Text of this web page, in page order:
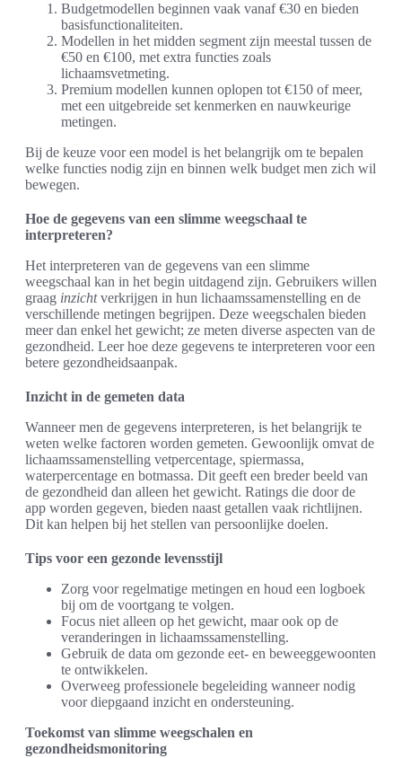
Budgetmodellen beginnen vaak vanaf €30 en bieden
basisfunctionaliteiten.
Modellen in het midden segment zijn meestal tussen de
€50 en €100, met extra functies zoals
lichaamsvetmeting.
Premium modellen kunnen oplopen tot €150 of meer,
met een uitgebreide set kenmerken en nauwkeurige
metingen.
Bij de keuze voor een model is het belangrijk om te bepalen
welke functies nodig zijn en binnen welk budget men zich wil
bewegen.
Hoe de gegevens van een slimme weegschaal te
interpreteren?
Het interpreteren van de gegevens van een slimme
weegschaal kan in het begin uitdagend zijn. Gebruikers willen
graag inzichtverkrijgen in hun lichaamssamenstelling en de
verschillende metingen begrijpen. Deze weegschalen bieden
meer dan enkel het gewicht; ze meten diverse aspecten van de
gezondheid. Leer hoe deze gegevens te interpreteren voor een
betere gezondheidsaanpak.
Inzicht in de gemeten data
Wanneer men de gegevens interpreteren, is het belangrijk te
weten welke factoren worden gemeten. Gewoonlijk omvat de
lichaamssamenstelling vetpercentage, spiermassa,
waterpercentage en botmassa. Dit geeft een breder beeld van
de gezondheid dan alleen het gewicht. Ratings die door de
app worden gegeven, bieden naast getallen vaak richtlijnen.
Dit kan helpen bij het stellen van persoonlijke doelen.
Tips voor een gezonde levensstijl
Zorg voor regelmatige metingen en houd een logboek
bij om de voortgang te volgen.
Focus niet alleen op het gewicht, maar ook op de
veranderingen in lichaamssamenstelling.
Gebruik de data om gezonde eet- en beweeggewoonten
te ontwikkelen.
Overweeg professionele begeleiding wanneer nodig
voor diepgaand inzicht en ondersteuning.
Toekomst van slimme weegschalen en
gezondheidsmonitoring